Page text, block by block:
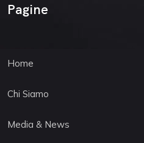
Pagine
Home
Chi Siamo
Media & News